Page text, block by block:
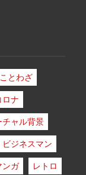
ことわざ
ロナ
チャル背景
ビジネスマン
ンガ
レトロ